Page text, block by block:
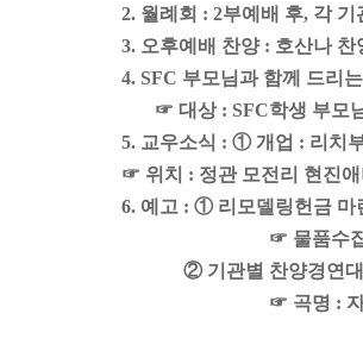
2. 월례회 : 2부예배 후, 각 기
3. 오후예배 찬양 : 호산나 찬
4. SFC 부모님과 함께 드리
☞ 대상 : SFC학생 부모
5. 교우소식 : ① 개업 : 리치
☞ 위치 : 정관 모전리 현진애
6. 예고 : ① 리모델링헌금 마
☞ 물품수
② 기관별 찬양경연대회
☞ 곡명 :